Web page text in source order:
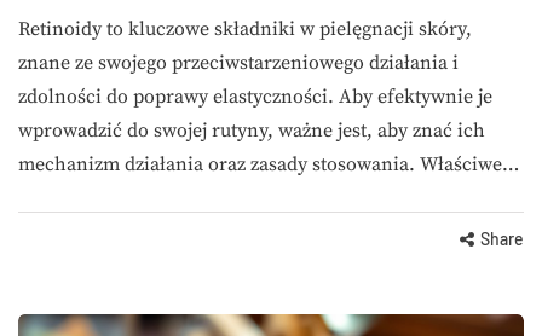
Retinoidy to kluczowe składniki w pielęgnacji skóry,
znane ze swojego przeciwstarzeniowego działania i
zdolności do poprawy elastyczności. Aby efektywnie je
wprowadzić do swojej rutyny, ważne jest, aby znać ich
mechanizm działania oraz zasady stosowania. Właściwe…
Share